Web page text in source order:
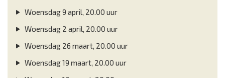
Woensdag 9 april, 20.00 uur
Woensdag 2 april, 20.00 uur
Woensdag 26 maart, 20.00 uur
Woensdag 19 maart, 20.00 uur